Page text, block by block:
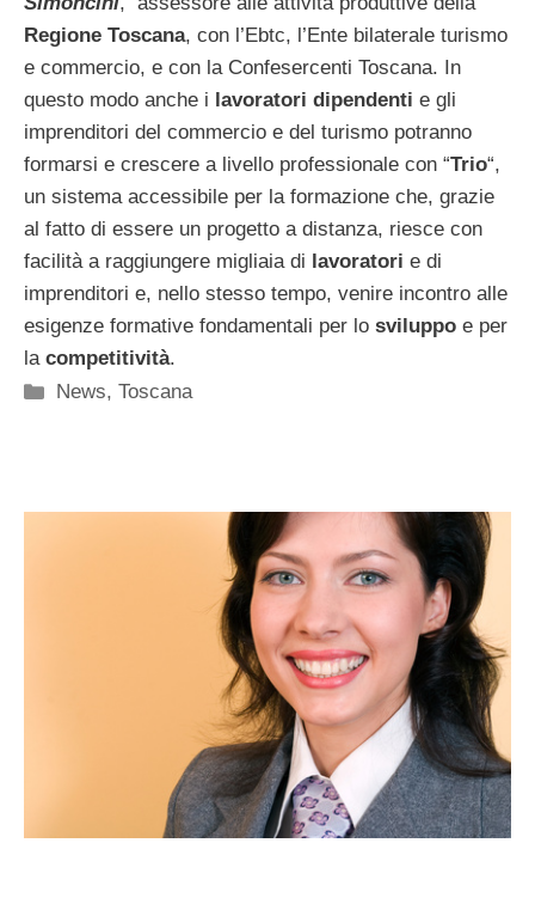
Regione Toscana, con l’Ebtc, l’Ente bilaterale turismo
e commercio, e con la Confesercenti Toscana. In
questo modo anche i lavoratori dipendenti e gli
imprenditori del commercio e del turismo potranno
formarsi e crescere a livello professionale con “Trio“,
un sistema accessibile per la formazione che, grazie
al fatto di essere un progetto a distanza, riesce con
facilità a raggiungere migliaia di lavoratori e di
imprenditori e, nello stesso tempo, venire incontro alle
esigenze formative fondamentali per lo sviluppo e per
la competitività.
Categorie
News,Toscana